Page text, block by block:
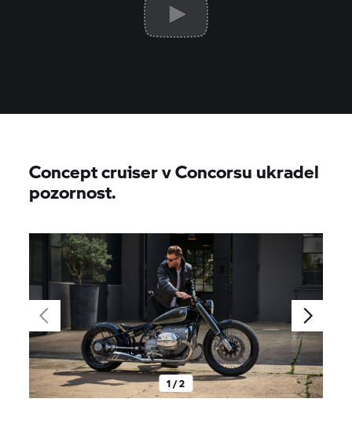
Concept cruiser v Concorsu ukradel
pozornost.
1 / 2